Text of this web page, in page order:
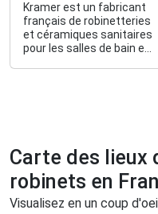
Kramer est un fabricant
français de robinetteries
et céramiques sanitaires
pour les salles de bain et
Carte des lieux
robinets en
Visualisez en un coup